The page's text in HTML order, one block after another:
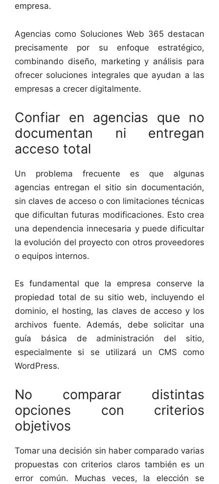
empresa.
Agencias como Soluciones Web 365 destacan
precisamente por su enfoque estratégico,
combinando diseño, marketing y análisis para
ofrecer soluciones integrales que ayudan a las
empresas a crecer digitalmente.
Confiar en agencias que no
documentan ni entregan
acceso total
Un problema frecuente es que algunas
agencias entregan el sitio sin documentación,
sin claves de acceso o con limitaciones técnicas
que dificultan futuras modificaciones. Esto crea
una dependencia innecesaria y puede dificultar
la evolución del proyecto con otros proveedores
o equipos internos.
Es fundamental que la empresa conserve la
propiedad total de su sitio web, incluyendo el
dominio, el hosting, las claves de acceso y los
archivos fuente. Además, debe solicitar una
guía básica de administración del sitio,
especialmente si se utilizará un CMS como
WordPress.
No comparar distintas
opciones con criterios
objetivos
Tomar una decisión sin haber comparado varias
propuestas con criterios claros también es un
error común. Muchas veces, la elección se